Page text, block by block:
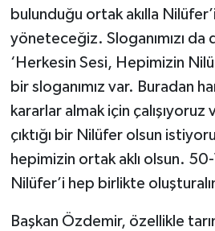
bulunduğu ortak akılla
yöneteceğiz. Sloganımızı
‘Herkesin Sesi, Hepimizin
bir sloganımız var. Buradan
kararlar almak için çalışıyoruz
çıktığı bir Nilüfer olsun
hepimizin ortak aklı olsun.
Nilüfer’i hep birlikte
Başkan Özdemir, özellikle